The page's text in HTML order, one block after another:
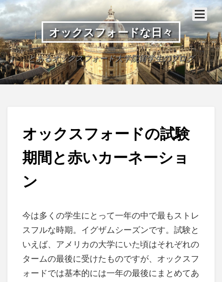
オックスフォードな日々
とあるオックスフォード大学院留学生のブログ
オックスフォードの試験
期間と赤いカーネーショ
ン
今は多くの学生にとって一年の中で最もストレ
スフルな時期。イグザムシーズンです。試験と
いえば、アメリカの大学にいた頃はそれぞれの
タームの最後に受けたものですが、オックスフ
ォードでは基本的には一年の最後にまとめてあ